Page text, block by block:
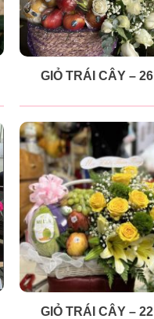
GIỎ TRÁI CÂY – 26
GIỎ TRÁI CÂY – 22